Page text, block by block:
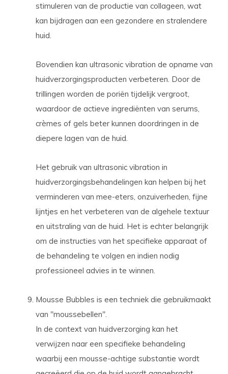
stimuleren van de productie van collageen, wat
kan bijdragen aan een gezondere en stralendere
huid.
Bovendien kan ultrasonic vibration de opname van
huidverzorgingsproducten verbeteren. Door de
trillingen worden de poriën tijdelijk vergroot,
waardoor de actieve ingrediënten van serums,
crèmes of gels beter kunnen doordringen in de
diepere lagen van de huid.
Het gebruik van ultrasonic vibration in
huidverzorgingsbehandelingen kan helpen bij het
verminderen van mee-eters, onzuiverheden, fijne
lijntjes en het verbeteren van de algehele textuur
en uitstraling van de huid. Het is echter belangrijk
om de instructies van het specifieke apparaat of
de behandeling te volgen en indien nodig
professioneel advies in te winnen.
Mousse Bubbles is een techniek die gebruikmaakt
van "moussebellen".
In de context van huidverzorging kan het
verwijzen naar een specifieke behandeling
waarbij een mousse-achtige substantie wordt